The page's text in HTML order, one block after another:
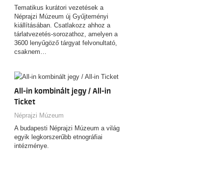
Tematikus kurátori vezetések a
Néprajzi Múzeum új Gyűjteményi
kiállításában. Csatlakozz ahhoz a
tárlatvezetés-sorozathoz, amelyen a
3600 lenyűgöző tárgyat felvonultató,
csaknem…
All-in kombinált jegy / All-in
Ticket
Néprajzi Múzeum
A budapesti Néprajzi Múzeum a világ
egyik legkorszerűbb etnográfiai
intézménye.